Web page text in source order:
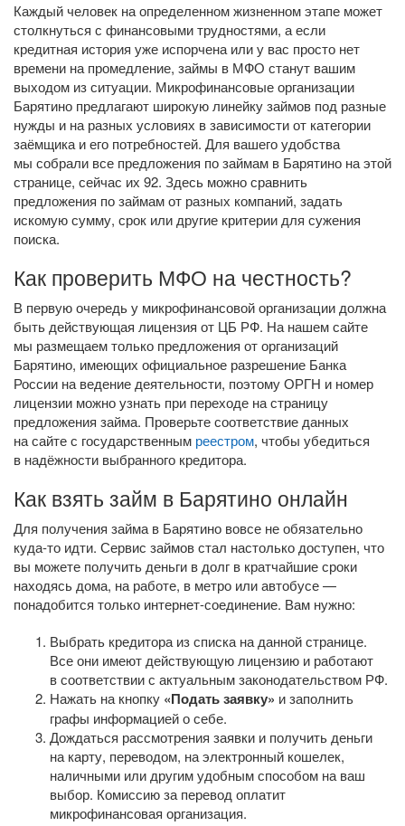
Каждый человек на определенном жизненном этапе может
столкнуться с финансовыми трудностями, а если
кредитная история уже испорчена или у вас просто нет
времени на промедление, займы в МФО станут вашим
выходом из ситуации. Микрофинансовые организации
Барятино предлагают широкую линейку займов под разные
нужды и на разных условиях в зависимости от категории
заёмщика и его потребностей. Для вашего удобства
мы собрали все предложения по займам в Барятино на этой
странице, сейчас их 92. Здесь можно сравнить
предложения по займам от разных компаний, задать
искомую сумму, срок или другие критерии для сужения
поиска.
Как проверить МФО на честность?
В первую очередь у микрофинансовой организации должна
быть действующая лицензия от ЦБ РФ. На нашем сайте
мы размещаем только предложения от организаций
Барятино, имеющих официальное разрешение Банка
России на ведение деятельности, поэтому ОРГН и номер
лицензии можно узнать при переходе на страницу
предложения займа. Проверьте соответствие данных
на сайте с государственным реестром, чтобы убедиться
в надёжности выбранного кредитора.
Как взять займ в Барятино онлайн
Для получения займа в Барятино вовсе не обязательно
куда-то идти. Сервис займов стал настолько доступен, что
вы можете получить деньги в долг в кратчайшие сроки
находясь дома, на работе, в метро или автобусе —
понадобится только интернет-соединение. Вам нужно:
Выбрать кредитора из списка на данной странице.
Все они имеют действующую лицензию и работают
в соответствии с актуальным законодательством РФ.
Нажать на кнопку «Подать заявку» и заполнить
графы информацией о себе.
Дождаться рассмотрения заявки и получить деньги
на карту, переводом, на электронный кошелек,
наличными или другим удобным способом на ваш
выбор. Комиссию за перевод оплатит
микрофинансовая организация.